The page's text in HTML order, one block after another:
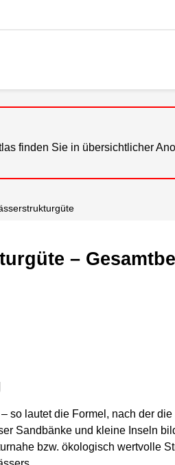
finden Sie in übersichtlicher
–
so lautet die Formel, nach der
Sandbänke und kleine Inseln
bzw. ökologisch wertvolle